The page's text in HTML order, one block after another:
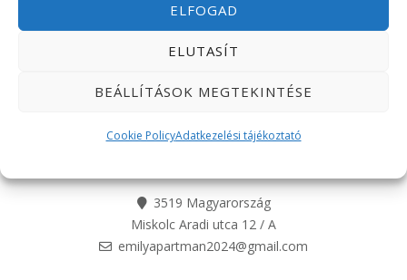
ELFOGAD
ELUTASÍT
BEÁLLÍTÁSOK MEGTEKINTÉSE
Cookie PolicyAdatkezelési tájékoztató
Fizetési lehetőségek
3519 Magyarország
Miskolc Aradi utca 12 / A
emilyapartman2024@gmail.com